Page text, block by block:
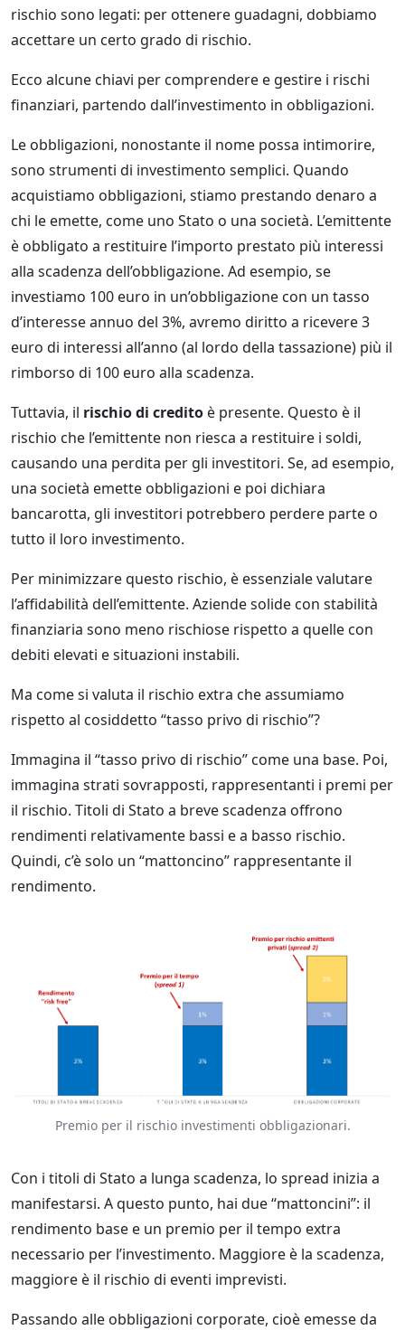
rischio sono legati: per ottenere guadagni, dobbiamo
accettare un certo grado di rischio.
Ecco alcune chiavi per comprendere e gestire i rischi
finanziari, partendo dall’investimento in obbligazioni.
Le obbligazioni, nonostante il nome possa intimorire,
sono strumenti di investimento semplici. Quando
acquistiamo obbligazioni, stiamo prestando denaro a
chi le emette, come uno Stato o una società. L’emittente
è obbligato a restituire l’importo prestato più interessi
alla scadenza dell’obbligazione. Ad esempio, se
investiamo 100 euro in un’obbligazione con un tasso
d’interesse annuo del 3%, avremo diritto a ricevere 3
euro di interessi all’anno (al lordo della tassazione) più il
rimborso di 100 euro alla scadenza.
Tuttavia, il rischio di credito è presente. Questo è il
rischio che l’emittente non riesca a restituire i soldi,
causando una perdita per gli investitori. Se, ad esempio,
una società emette obbligazioni e poi dichiara
bancarotta, gli investitori potrebbero perdere parte o
tutto il loro investimento.
Per minimizzare questo rischio, è essenziale valutare
l’affidabilità dell’emittente. Aziende solide con stabilità
finanziaria sono meno rischiose rispetto a quelle con
debiti elevati e situazioni instabili.
Ma come si valuta il rischio extra che assumiamo
rispetto al cosiddetto “tasso privo di rischio”?
Immagina il “tasso privo di rischio” come una base. Poi,
immagina strati sovrapposti, rappresentanti i premi per
il rischio. Titoli di Stato a breve scadenza offrono
rendimenti relativamente bassi e a basso rischio.
Quindi, c’è solo un “mattoncino” rappresentante il
rendimento.
Premio per il rischio investimenti obbligazionari.
Con i titoli di Stato a lunga scadenza, lo spread inizia a
manifestarsi. A questo punto, hai due “mattoncini”: il
rendimento base e un premio per il tempo extra
necessario per l’investimento. Maggiore è la scadenza,
maggiore è il rischio di eventi imprevisti.
Passando alle obbligazioni corporate, cioè emesse da